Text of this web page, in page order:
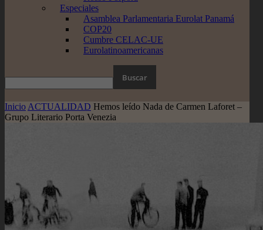
Especiales
Asamblea Parlamentaria Eurolat Panamá
COP20
Cumbre CELAC-UE
Eurolatinoamericanas
Inicio ACTUALIDAD Hemos leído Nada de Carmen Laforet –
Grupo Literario Porta Venezia